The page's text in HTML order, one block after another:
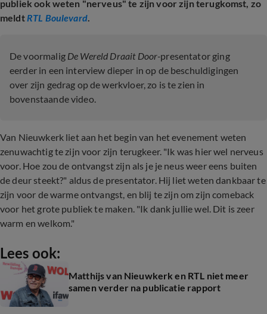
publiek ook weten "nerveus" te zijn voor zijn terugkomst, zo
meldtRTL Boulevard.
De voormalig De Wereld Draait Door-presentator ging
eerder in een interview dieper in op de beschuldigingen
over zijn gedrag op de werkvloer, zo is te zien in
bovenstaande video.
Van Nieuwkerk liet aan het begin van het evenement weten
zenuwachtig te zijn voor zijn terugkeer. "Ik was hier wel nerveus
voor. Hoe zou de ontvangst zijn als je je neus weer eens buiten
de deur steekt?" aldus de presentator. Hij liet weten dankbaar te
zijn voor de warme ontvangst, en blij te zijn om zijn comeback
voor het grote publiek te maken. "Ik dank jullie wel. Dit is zeer
warm en welkom."
Lees ook:
Matthijs van Nieuwkerk en RTL niet meer
samen verder na publicatie rapport